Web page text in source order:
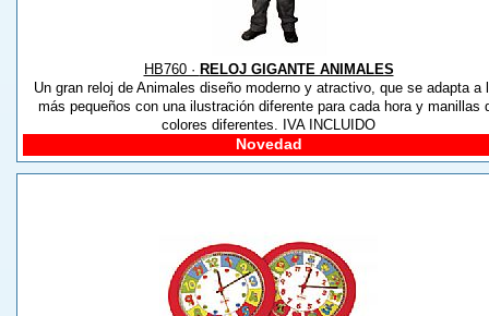
HB760 · RELOJ GIGANTE ANIMALES
Un gran reloj de Animales diseño moderno y atractivo, que se adapta a
más pequeños con una ilustración diferente para cada hora y manillas
colores diferentes. IVA INCLUIDO
Novedad